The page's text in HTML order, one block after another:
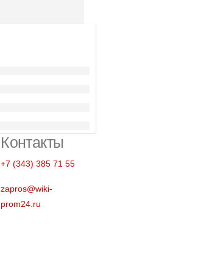
Контакты
+7 (343) 385 71 55
zapros@wiki-
prom24.ru